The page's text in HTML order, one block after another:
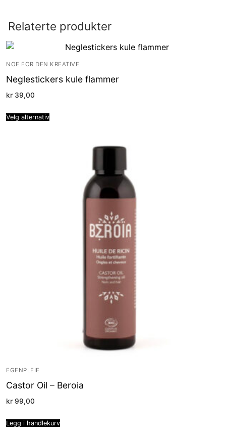
Relaterte produkter
NOE FOR DEN KREATIVE
Neglestickers kule flammer
kr 39,00
Velg alternativ
EGENPLEIE
Castor Oil – Beroia
kr 99,00
Legg i handlekurv